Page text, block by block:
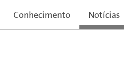
Conhecimento Notícias